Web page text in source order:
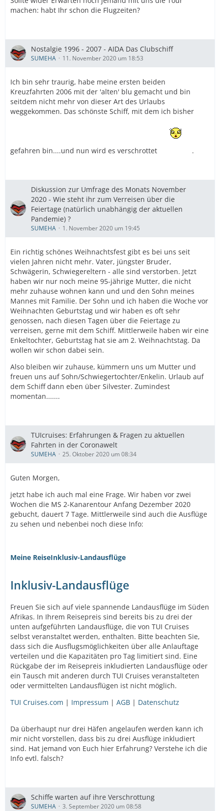
machen: habt Ihr schon die Flugzeiten?
Nostalgie 1996 - 2007 - AIDA Das Clubschiff
SUMEHA 11. November 2020 um 18:53
Ich bin sehr traurig, habe meine ersten beiden
Kreuzfahrten 2006 mit der 'alten' blu gemacht und bin
seitdem nicht mehr von dieser Art des Urlaubs
weggekommen. Das schönste Schiff, mit dem ich bisher
gefahren bin....und nun wird es verschrottet .
Diskussion zur Umfrage des Monats November
2020 - Wie steht ihr zum Verreisen über die
Feiertage (natürlich unabhängig der aktuellen
Pandemie) ?
SUMEHA 1. November 2020 um 19:45
Ein richtig schönes Weihnachtsfest gibt es bei uns seit
vielen Jahren nicht mehr. Vater, jüngster Bruder,
Schwägerin, Schwiegereltern - alle sind verstorben. Jetzt
haben wir nur noch meine 95-jährige Mutter, die nicht
mehr zuhause wohnen kann und und den Sohn meines
Mannes mit Familie. Der Sohn und ich haben die Woche vor
Weihnachten Geburtstag und wir haben es oft sehr
genossen, nach diesen Tagen über die Feiertage zu
verreisen, gerne mit dem Schiff. Mittlerweile haben wir eine
Enkeltochter, Geburtstag hat sie am 2. Weihnachtstag. Da
wollen wir schon dabei sein.
Also bleiben wir zuhause, kümmern uns um Mutter und
freuen uns auf Sohn/Schwiegertochter/Enkelin. Urlaub auf
dem Schiff dann eben über Silvester. Zumindest
momentan.......
TUIcruises: Erfahrungen & Fragen zu aktuellen
Fahrten in der Coronawelt
SUMEHA 25. Oktober 2020 um 08:34
Guten Morgen,
jetzt habe ich auch mal eine Frage. Wir haben vor zwei
Wochen die MS 2-Kanarentour Anfang Dezember 2020
gebucht, dauert 7 Tage. Mittlerweile sind auch die Ausflüge
zu sehen und nebenbei noch diese Info:
Meine ReiseInklusiv-Landausflüge
Inklusiv-Landausflüge
Freuen Sie sich auf viele spannende Landausflüge im Süden
Afrikas. In Ihrem Reisepreis sind bereits bis zu drei der
unten aufgeführten Landausflüge, die von TUI Cruises
selbst veranstaltet werden, enthalten. Bitte beachten Sie,
dass sich die Ausflugsmöglichkeiten über alle Anlauftage
verteilen und die Kapazitäten pro Tag limitiert sind. Eine
Rückgabe der im Reisepreis inkludierten Landausflüge oder
ein Tausch mit anderen durch TUI Cruises veranstalteten
oder vermittelten Landausflügen ist nicht möglich.
TUI Cruises.com | Impressum | AGB | Datenschutz
Da überhaupt nur drei Häfen angelaufen werden kann ich
mir nicht vorstellen, dass bis zu drei Ausflüge inkludiert
sind. Hat jemand von Euch hier Erfahrung? Verstehe ich die
Info evtl. falsch?
Schiffe warten auf ihre Verschrottung
SUMEHA 3. September 2020 um 08:58